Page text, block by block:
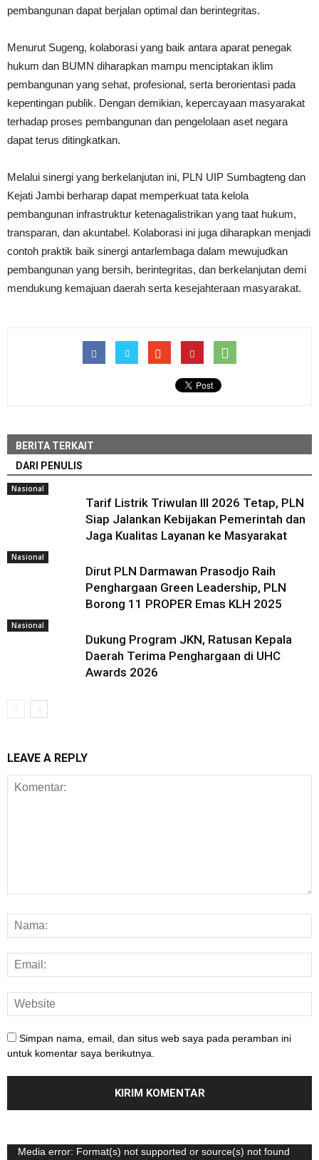
pembangunan dapat berjalan optimal dan berintegritas.
Menurut Sugeng, kolaborasi yang baik antara aparat penegak
hukum dan BUMN diharapkan mampu menciptakan iklim
pembangunan yang sehat, profesional, serta berorientasi pada
kepentingan publik. Dengan demikian, kepercayaan masyarakat
terhadap proses pembangunan dan pengelolaan aset negara
dapat terus ditingkatkan.
Melalui sinergi yang berkelanjutan ini, PLN UIP Sumbagteng dan
Kejati Jambi berharap dapat memperkuat tata kelola
pembangunan infrastruktur ketenagalistrikan yang taat hukum,
transparan, dan akuntabel. Kolaborasi ini juga diharapkan menjadi
contoh praktik baik sinergi antarlembaga dalam mewujudkan
pembangunan yang bersih, berintegritas, dan berkelanjutan demi
mendukung kemajuan daerah serta kesejahteraan masyarakat.
BERITA TERKAIT
DARI PENULIS
Nasional
Tarif Listrik Triwulan III 2026 Tetap, PLN
Siap Jalankan Kebijakan Pemerintah dan
Jaga Kualitas Layanan ke Masyarakat
Nasional
Dirut PLN Darmawan Prasodjo Raih
Penghargaan Green Leadership, PLN
Borong 11 PROPER Emas KLH 2025
Nasional
Dukung Program JKN, Ratusan Kepala
Daerah Terima Penghargaan di UHC
Awards 2026
LEAVE A REPLY
Simpan nama, email, dan situs web saya pada peramban ini
untuk komentar saya berikutnya.
Pemutar
Media error: Format(s) not supported or source(s) not found